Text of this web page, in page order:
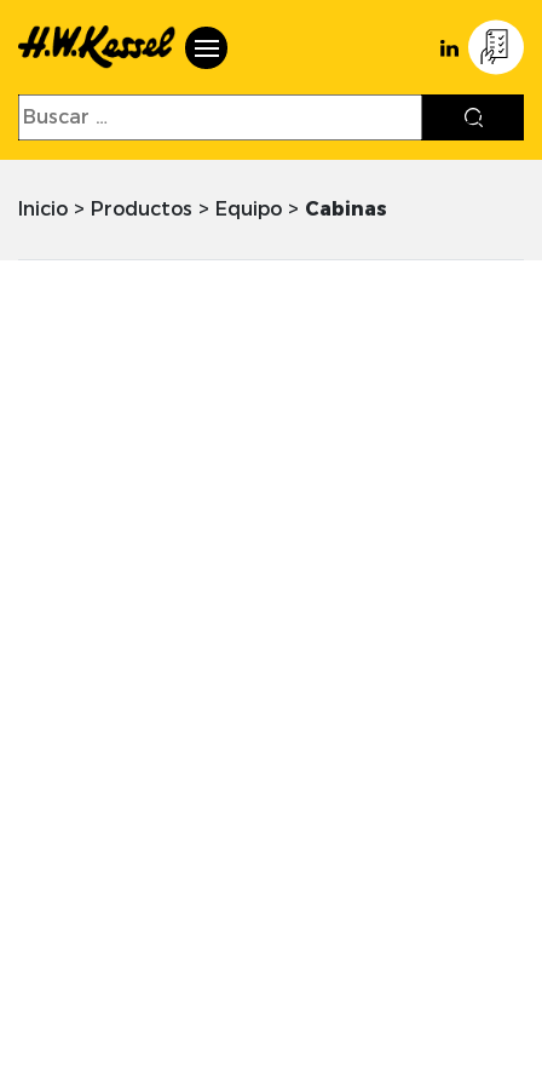
Inicio > Productos > Equipo > Cabinas